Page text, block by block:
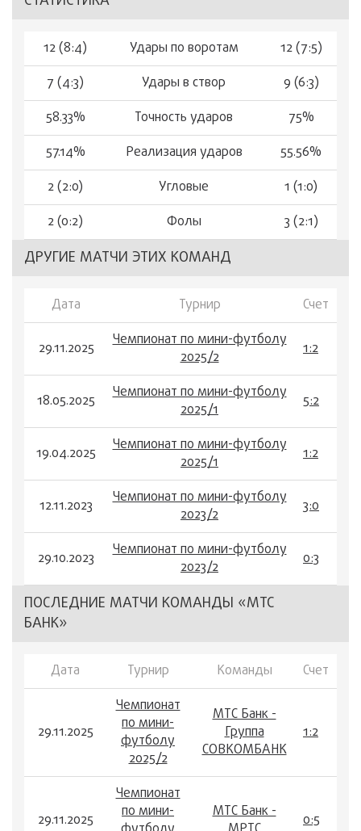
12 (8:4) Удары по воротам
12 (7:5)
7 (4:3)
Удары в створ
9 (6:3)
58.33%
Точность ударов
75%
57.14%
Реализация ударов
55.56%
2 (2:0)
Угловые
1 (1:0)
2 (0:2)
Фолы 3 (2:1)
ДРУГИЕ МАТЧИ ЭТИХ КОМАНД
Дата Турнир Счет
29.11.2025
Чемпионат по мини-футболу
2025/2
1:2
18.05.2025
Чемпионат по мини-футболу
2025/1
5:2
19.04.2025
Чемпионат по мини-футболу
2025/1
1:2
12.11.2023
Чемпионат по мини-футболу
2023/2
3:0
29.10.2023
Чемпионат по мини-футболу
2023/2
0:3
ПОСЛЕДНИЕ МАТЧИ КОМАНДЫ «МТС
БАНК»
Дата Турнир Команды Счет
29.11.2025
Чемпионат
по мини-
футболу
2025/2
МТС Банк -
Группа
СОВКОМБАНК
1:2
29.11.2025
Чемпионат
по мини-
МТС Банк -
0:5